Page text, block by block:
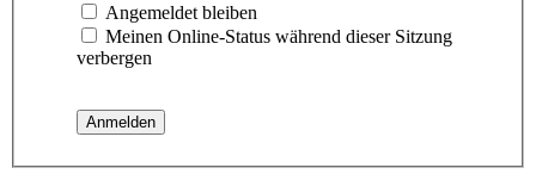
Angemeldet bleiben
Meinen Online-Status während dieser Sitzung
verbergen